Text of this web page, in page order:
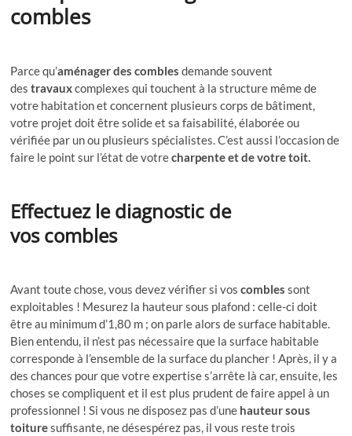
combles
Parce qu’aménager des combles demande souvent
destravauxcomplexes qui touchent à la structure même de
votre habitation et concernent plusieurs corps de bâtiment,
votre projet doit être solide et sa faisabilité, élaborée ou
vérifiée par un ou plusieurs spécialistes. C’est aussi l’occasion de
faire le point sur l’état de votrecharpente et de votre toit.
Effectuez le diagnostic de
voscombles
Avant toute chose, vous devez vérifier si voscombles sont
exploitables ! Mesurez la hauteur sous plafond : celle-ci doit
être au minimum d’1,80 m ; on parle alors de surface habitable.
Bien entendu, il n’est pas nécessaire que la surface habitable
corresponde à l’ensemble de la surface du plancher ! Après, il y a
des chances pour que votre expertise s’arrête là car, ensuite, les
choses se compliquent et il est plus prudent de faire appel à un
professionnel ! Si vous ne disposez pas d’une hauteur sous
toituresuffisante, ne désespérez pas, il vous reste trois